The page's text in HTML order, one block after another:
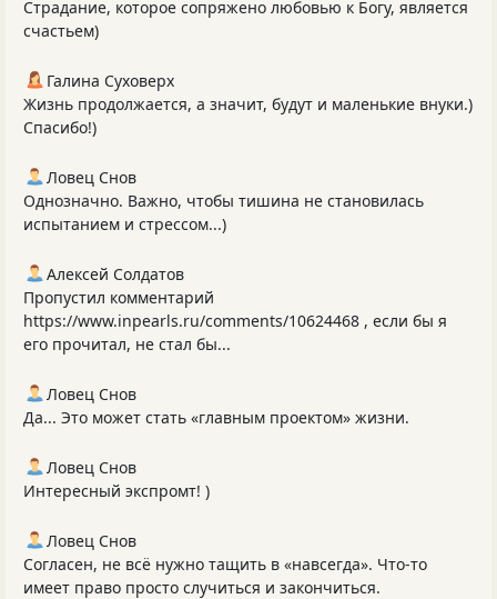
Страдание, которое сопряжено любовью к Богу, является
счастьем)
Галина Суховерх
Жизнь продолжается, а значит, будут и маленькие внуки.)
Спасибо!)
Ловец Снов
Однозначно. Важно, чтобы тишина не становилась
испытанием и стрессом...)
Алексей Солдатов
Пропустил комментарий
https://www.inpearls.ru/comments/10624468 , если бы я
его прочитал, не стал бы...
Ловец Снов
Да... Это может стать «главным проектом» жизни.
Ловец Снов
Интересный экспромт! )
Ловец Снов
Согласен, не всё нужно тащить в «навсегда». Что‑то
имеет право просто случиться и закончиться.